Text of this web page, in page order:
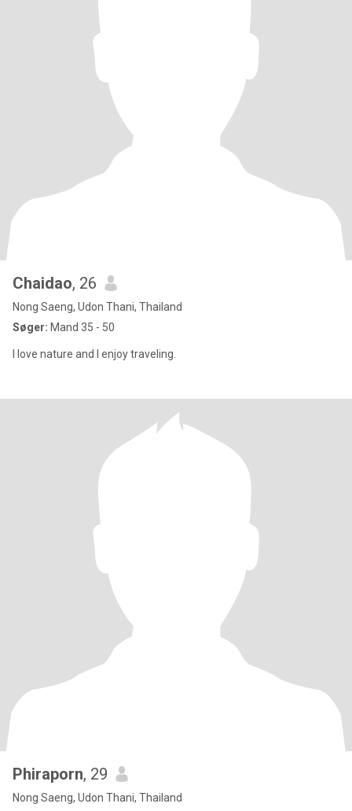
Chaidao, 26
Nong Saeng, Udon Thani, Thailand
Søger: Mand 35 - 50
I love nature and I enjoy traveling.
Phiraporn, 29
Nong Saeng, Udon Thani, Thailand